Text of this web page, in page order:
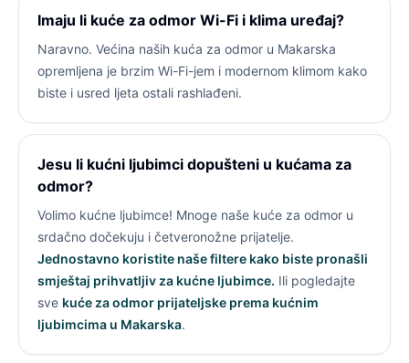
Imaju li kuće za odmor Wi-Fi i klima uređaj?
Naravno. Većina naših kuća za odmor u Makarska
opremljena je brzim Wi-Fi-jem i modernom klimom kako
biste i usred ljeta ostali rashlađeni.
Jesu li kućni ljubimci dopušteni u kućama za
odmor?
Volimo kućne ljubimce! Mnoge naše kuće za odmor u
srdačno dočekuju i četveronožne prijatelje.
Jednostavno koristite naše filtere kako biste pronašli
smještaj prihvatljiv za kućne ljubimce. Ili pogledajte
sve kuće za odmor prijateljske prema kućnim
ljubimcima u Makarska.